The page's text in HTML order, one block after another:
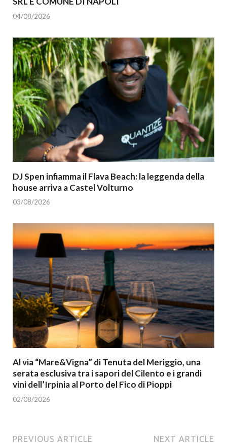
04/08/2026
DJ Spen infiamma il Flava Beach: la leggenda della
house arriva a Castel Volturno
03/08/2026
Al via “Mare&Vigna” di Tenuta del Meriggio, una
serata esclusiva tra i sapori del Cilento e i grandi
vini dell’Irpinia al Porto del Fico di Pioppi
02/08/2026
PREVIOUS ARTICLE NEXT ARTICLE